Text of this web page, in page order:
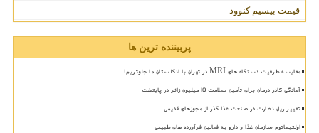
قیمت بیسیم کنوود
پربیننده ترین ها
مقایسه ظرفیت دستگاه های MRI در تهران با انگلستان ما جلوتریم!
آمادگی کادر درمان برای تأمین سلامت 15 میلیون زائر در پایتخت
تغییر ریل نظارت در صنعت غذا گذر از مجوزهای قدیمی
اولتیماتوم سازمان غذا و دارو به فعالین فرآورده های طبیعی